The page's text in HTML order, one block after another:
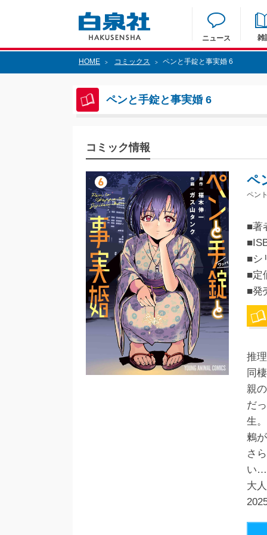
ニュース 雑
HOME > コミックス > ペンと手錠と事実婚 6
ペンと手錠と事実婚 6
コミック情報
ペ
ペン
■著
■シ
■定
■発
推
同
親
だ
生。
鶫
さ
い
大